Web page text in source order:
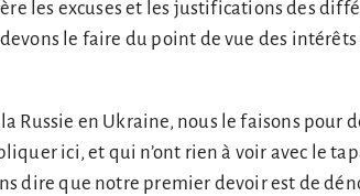
les excuses et les justifications des
le faire du point de vue des intérêts
Russie en Ukraine, nous le faisons pour
ici, et qui n’ont rien à voir avec le
dire que notre premier devoir est de